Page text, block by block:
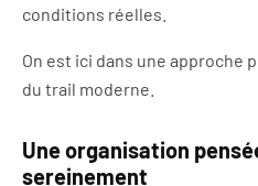
conditions réelles.
On est ici dans une approche
du trail moderne.
Une organisation
sereinement